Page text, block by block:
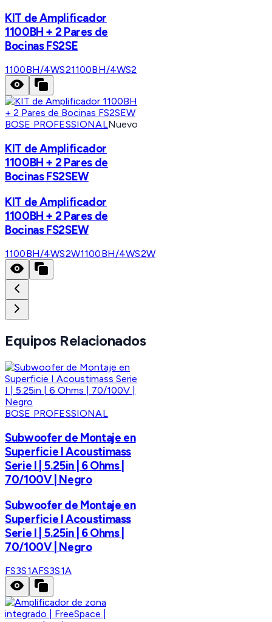
KIT de Amplificador
1100BH + 2 Pares de
Bocinas FS2SE
1100BH/4WS21100BH/4WS2
BOSE PROFESSIONALNuevo
KIT de Amplificador
1100BH + 2 Pares de
Bocinas FS2SEW
KIT de Amplificador
1100BH + 2 Pares de
Bocinas FS2SEW
1100BH/4WS2W1100BH/4WS2W
Equipos Relacionados
BOSE PROFESSIONAL
Subwoofer de Montaje en
Superficie I Acoustimass
Serie I | 5.25in | 6 Ohms |
70/100V | Negro
Subwoofer de Montaje en
Superficie I Acoustimass
Serie I | 5.25in | 6 Ohms |
70/100V | Negro
FS3S1AFS3S1A